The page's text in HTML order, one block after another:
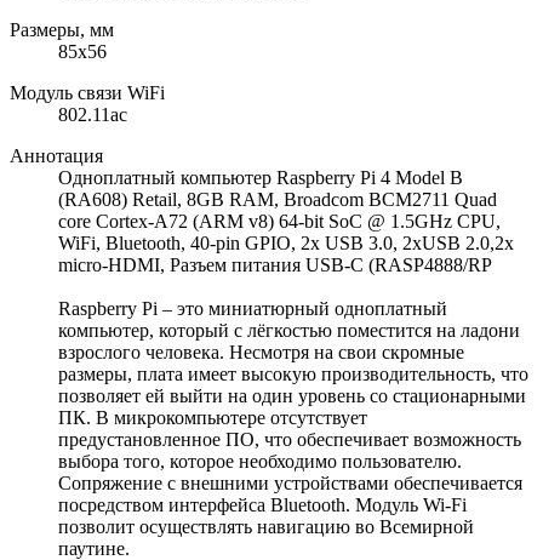
Размеры, мм
85x56
Модуль связи WiFi
802.11ac
Аннотация
Одноплатный компьютер Raspberry Pi 4 Model B
(RA608) Retail, 8GB RAM, Broadcom BCM2711 Quad
core Cortex-A72 (ARM v8) 64-bit SoC @ 1.5GHz CPU,
WiFi, Bluetooth, 40-pin GPIO, 2x USB 3.0, 2xUSB 2.0,2x
micro-HDMI, Разъем питания USB-C (RASP4888/RP
Raspberry Pi – это миниатюрный одноплатный
компьютер, который с лёгкостью поместится на ладони
взрослого человека. Несмотря на свои скромные
размеры, плата имеет высокую производительность, что
позволяет ей выйти на один уровень со стационарными
ПК. В микрокомпьютере отсутствует
предустановленное ПО, что обеспечивает возможность
выбора того, которое необходимо пользователю.
Сопряжение с внешними устройствами обеспечивается
посредством интерфейса Bluetooth. Модуль Wi-Fi
позволит осуществлять навигацию во Всемирной
паутине.